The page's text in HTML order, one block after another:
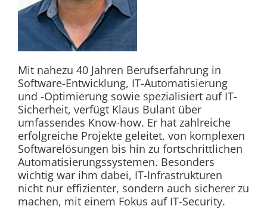
Mit nahezu 40 Jahren Berufserfahrung in
Software-Entwicklung, IT-Automatisierung
und -Optimierung sowie spezialisiert auf IT-
Sicherheit, verfügt Klaus Bulant über
umfassendes Know-how. Er hat zahlreiche
erfolgreiche Projekte geleitet, von komplexen
Softwarelösungen bis hin zu fortschrittlichen
Automatisierungssystemen. Besonders
wichtig war ihm dabei, IT-Infrastrukturen
nicht nur effizienter, sondern auch sicherer zu
machen, mit einem Fokus auf IT-Security.